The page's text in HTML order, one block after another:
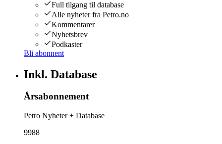
Full tilgang til database
Alle nyheter fra Petro.no
Kommentarer
Nyhetsbrev
Podkaster
Bli abonnent
Inkl. Database
Årsabonnement
Petro Nyheter + Database
9988